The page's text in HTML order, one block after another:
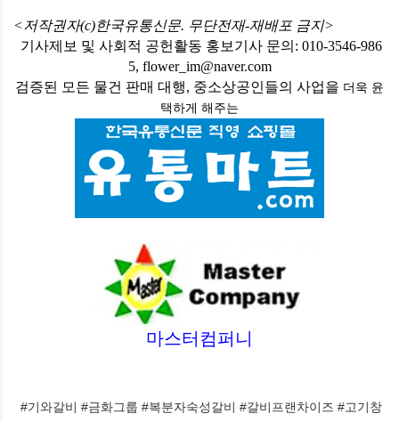
<저작권자(c)한국유통신문. 무단전재-재배포 금지>
기사제보 및 사회적 공헌활동 홍보기사 문의: 010-3546-986
5, flower_im@naver.com
검증된 모든 물건 판매 대행, 중소상공인들의 사업을 더욱 윤
택하게 해주는
마스터컴퍼니
#기와갈비 #금화그룹 #복분자숙성갈비 #갈비프랜차이즈 #고기창